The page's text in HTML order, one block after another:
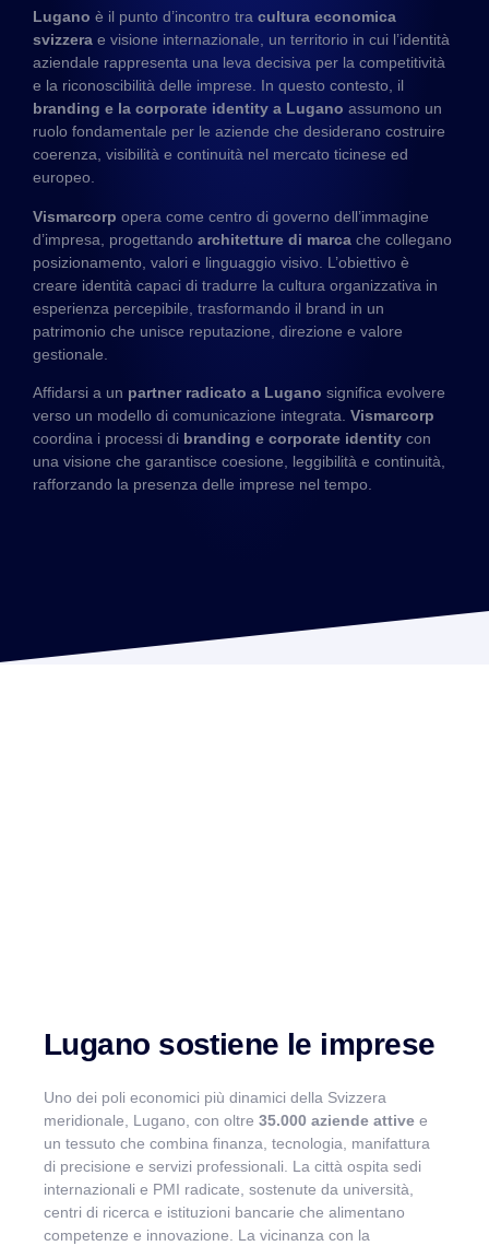
Lugano è il punto d’incontro tra cultura economica
svizzera e visione internazionale, un territorio in cui l’identità
aziendale rappresenta una leva decisiva per la competitività
e la riconoscibilità delle imprese. In questo contesto, il
branding e la corporate identity a Lugano assumono un
ruolo fondamentale per le aziende che desiderano costruire
coerenza, visibilità e continuità nel mercato ticinese ed
europeo.
Vismarcorp opera come centro di governo dell’immagine
d’impresa, progettando architetture di marca che collegano
posizionamento, valori e linguaggio visivo. L’obiettivo è
creare identità capaci di tradurre la cultura organizzativa in
esperienza percepibile, trasformando il brand in un
patrimonio che unisce reputazione, direzione e valore
gestionale.
Affidarsi a un partner radicato a Lugano significa evolvere
verso un modello di comunicazione integrata. Vismarcorp
coordina i processi di branding e corporate identity con
una visione che garantisce coesione, leggibilità e continuità,
rafforzando la presenza delle imprese nel tempo.
Lugano sostiene le imprese
Uno dei poli economici più dinamici della Svizzera
meridionale, Lugano, con oltre 35.000 aziende attive e
un tessuto che combina finanza, tecnologia, manifattura
di precisione e servizi professionali. La città ospita sedi
internazionali e PMI radicate, sostenute da università,
centri di ricerca e istituzioni bancarie che alimentano
competenze e innovazione. La vicinanza con la
VismarChat
Salve! Sono VismarChat, l'agente AI di Vismarcorp. In